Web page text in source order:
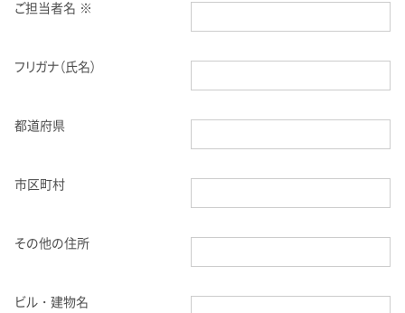
ご担当者名 ※
フリガナ（氏名）
都道府県
市区町村
その他の住所
ビル・建物名